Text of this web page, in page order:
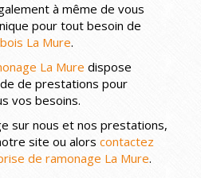
à même de vous
pour tout besoin de
La Mure.
La Mure dispose
de prestations pour
vos besoins.
sur nous et nos prestations,
site ou alors contactez
de ramonage La Mure.